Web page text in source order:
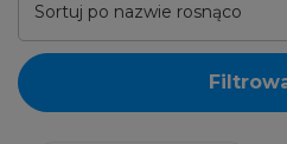
Sortuj po nazwie rosnąco